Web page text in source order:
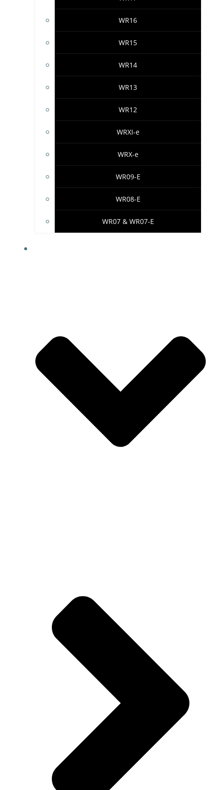
WR16
WR15
WR14
WR13
WR12
WRXI-e
WRX-e
WR09-E
WR08-E
WR07 & WR07-E